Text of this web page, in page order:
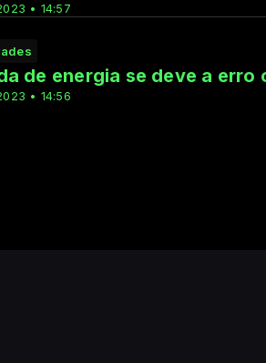
• 14:57
• 14:56
de energia se deve a